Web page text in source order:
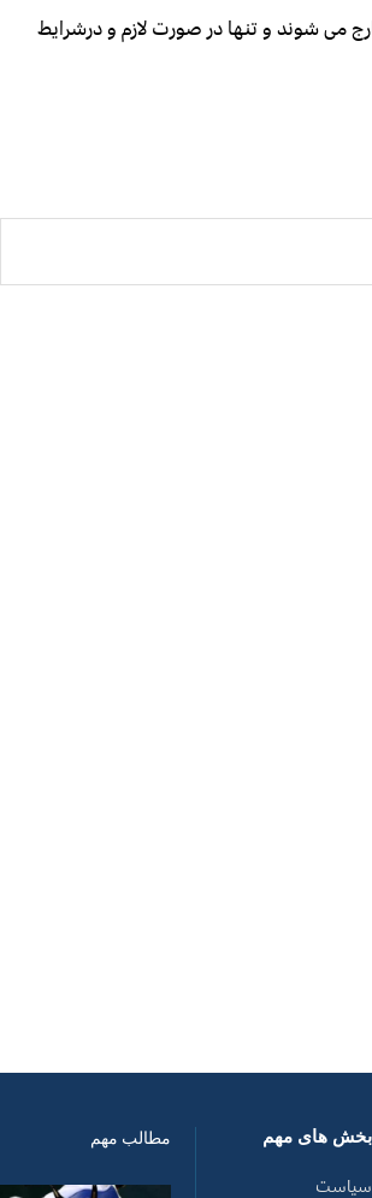
می شوند و تنها در صورت لازم و درشرایط
بخش های مهم
سیاست
مطالب مهم